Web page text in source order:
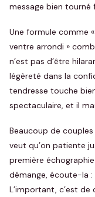
message bien
Une formule comme
ventre arrondi »
n’est pas d’être
légèreté dans la
tendresse touche
spectaculaire, et il
Beaucoup de
veut qu’on patiente
première
démange, écoute-la :
L’important, c’est